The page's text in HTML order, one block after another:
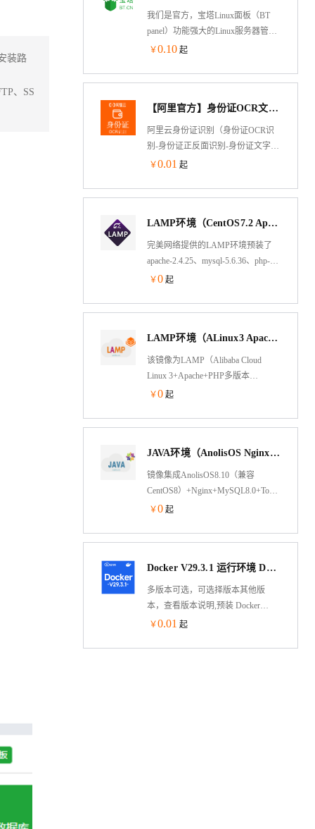
装路
、SS
驱动决策的核心工具。
照片文字信息并返回，包括姓名、
身份证号码、性别、名族、出生年
文本信息。基于业界创新的算法模
型，准确率高！
我们是官方，宝塔Linux面板（BT
panel）功能强大的Linux服务器管理
软件，一键部署：
Alibaba Cloud Linux
3/Centos/Debian/Ubuntu。专注于服务
器运维效率及运维安全领域，超
注册用户使用宝塔，持续更新维护8
年，值得信赖
￥0.10 起
【阿里官方】身份证OCR文字识别
阿里云身份证识别（身份证OCR识
别-身份证正反面识别-身份证文字识
别）。支持正反面识别、多民族文
增强、人像检测等高精度识别能
力。识别内容包括姓名、性别、出
址，图片格式支持：PNG、JPG、
JPEG、BMP、GIF、TIFF、WebP。
￥0.01 起
LAMP环境（CentOS7.2 Apache PHP5.6 ）
完美网络提供的LAMP环境预装了
apache-2.4.25、mysql-5.6.36、php-
5.6.30，基于阿里云纯净镜像，方
￥0 起
LAMP环境（ALinux3 Apache PHP5.3～8.4）
该镜像为LAMP（Alibaba Cloud
Linux 3+Apache+PHP多版本
+MySQL8.0）架构，jemalloc优化内
￥0 起
JAVA环境（AnolisOS Nginx Tomcat8 JDK）
镜像集成AnolisOS8.10（兼容
CentOS8）
Nginx处理静态资源，Tomcat以apr模
￥0 起
Docker V29.3.1 运行环境 Docker-compose Aliyun Linux 3 LTS 64位
多版本可选，可选择版本其他版
本，查看版本说明,预装 Docker
V29.3.1 运行环境 Docker-compose
￥0.01 起